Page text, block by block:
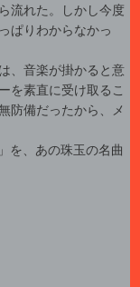
流れた。しかし今度
ぱりわからなかっ
、音楽が掛かると意
を素直に受け取るこ
防備だったから、メ
、あの珠玉の名曲